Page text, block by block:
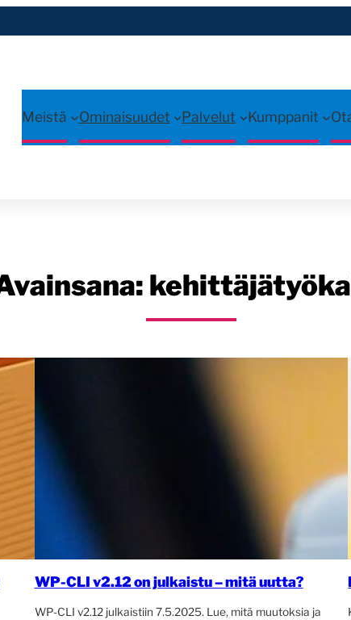
Meistä Ominaisuudet Palvelut Kumppanit
WP-CLI v2.12 on julkaistu – mitä uutta?
WP-CLI v2.12 julkaistiin 7.5.2025. Lue, mitä muutoksia ja